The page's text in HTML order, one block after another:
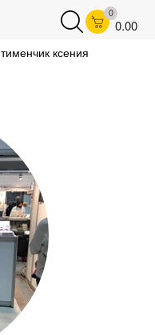
0
0.00
тименчик ксения